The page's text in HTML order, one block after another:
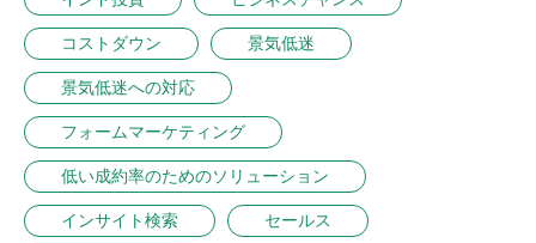
コストダウン 景気低迷
景気低迷への対応
フォームマーケティング
低い成約率のためのソリューション
インサイト検索 セールス